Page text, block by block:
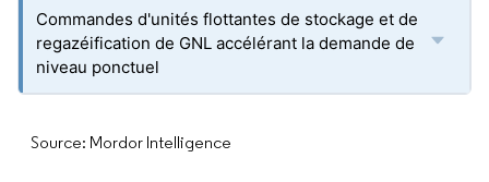
Commandes d'unités flottantes de stockage et de
regazéification de GNL accélérant la demande de
niveau ponctuel
Source: Mordor Intelligence